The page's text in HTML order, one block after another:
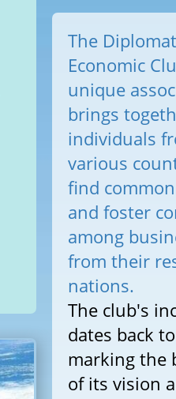
The
Economic
unique
brings
individuals
various
find
and foster
among
from their
nations.
The club's
dates back
marking the
of its vision